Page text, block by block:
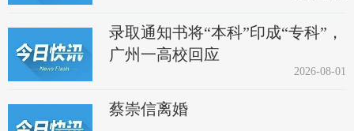
录取通知书将“本科”印成“专科”，
广州一高校回应
2026-08-01
蔡崇信离婚